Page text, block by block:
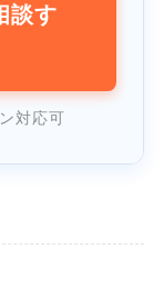
談す
対応可